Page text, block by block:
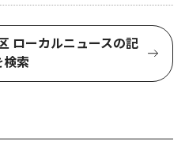
ローカルニュースの記
検索